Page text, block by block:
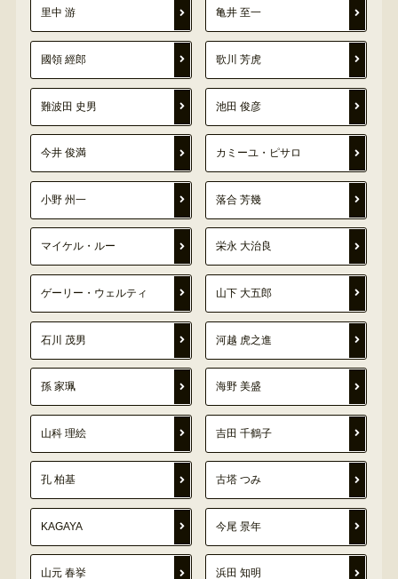
里中 游 亀井 至一
國領 經郎 歌川 芳虎
難波田 史男 池田 俊彦
今井 俊満 カミーユ・ピサロ
小野 州一 落合 芳幾
マイケル・ルー 栄永 大治良
ゲーリー・ウェルティ 山下 大五郎
石川 茂男 河越 虎之進
孫 家珮 海野 美盛
山科 理絵 吉田 千鶴子
孔 柏基 古塔 つみ
KAGAYA 今尾 景年
山元 春挙 浜田 知明